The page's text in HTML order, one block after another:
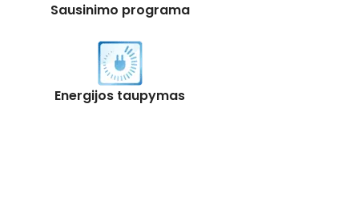
Sausinimo programa
Energijos taupymas